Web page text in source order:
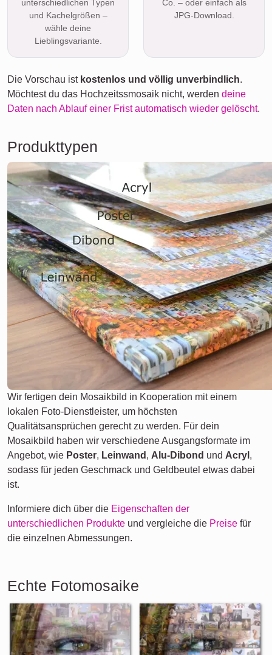
unterschiedlichen Typen
und Kachelgrößen –
wähle deine
Lieblingsvariante.
Co. – oder einfach als
JPG-Download.
Die Vorschau ist kostenlos und völlig unverbindlich.
Möchtest du das Hochzeitssmosaik nicht, werden deine
Daten nach Ablauf einer Frist automatisch wieder gelöscht.
Produkttypen
Wir fertigen dein Mosaikbild in Kooperation mit einem
lokalen Foto-Dienstleister, um höchsten
Qualitätsansprüchen gerecht zu werden. Für dein
Mosaikbild haben wir verschiedene Ausgangsformate im
Angebot, wie Poster, Leinwand , Alu-Dibond und Acryl ,
sodass für jeden Geschmack und Geldbeutel etwas dabei
ist.
Informiere dich über die Eigenschaften der
unterschiedlichen Produkte und vergleiche die Preise für
die einzelnen Abmessungen.
Echte Fotomosaike